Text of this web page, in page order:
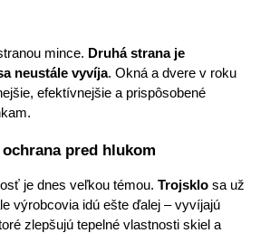
mince. Druhá strana je
neustále vyvíja. Okná a dvere v roku
efektívnejšie a prispôsobené
pred hlukom
je dnes veľkou témou. Trojsklo sa už
výrobcovia idú ešte ďalej – vyvíjajú
zlepšujú tepelné vlastnosti skiel a